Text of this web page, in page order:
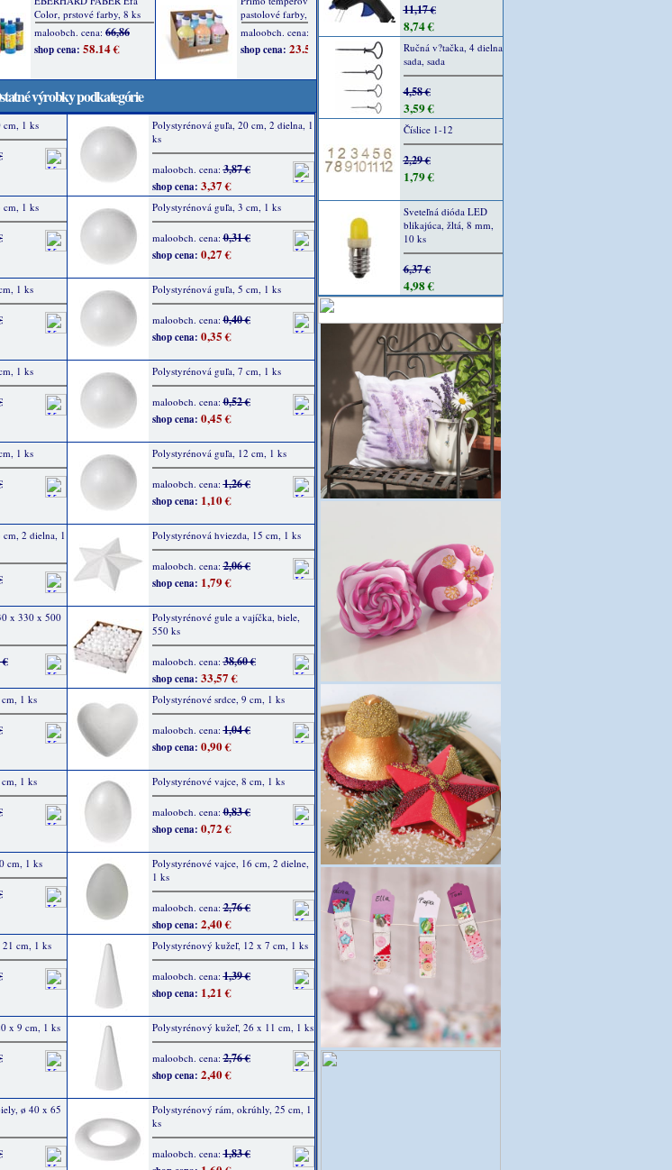
výrobky podkategórie
cm, 1 ks
Polystyrénová guľa, 20 cm, 2 dielna, 1
ks
maloobch. cena:3,87 €
shop cena: 3,37 €
cm, 1 ks Polystyrénová guľa, 3 cm, 1 ks
maloobch. cena:0,31 €
shop cena: 0,27 €
1 ks Polystyrénová guľa, 5 cm, 1 ks
maloobch. cena:0,40 €
shop cena: 0,35 €
1 ks Polystyrénová guľa, 7 cm, 1 ks
maloobch. cena:0,52 €
shop cena: 0,45 €
1 ks Polystyrénová guľa, 12 cm, 1 ks
maloobch. cena:1,26 €
shop cena: 1,10 €
2 dielna, 1
Polystyrénová hviezda, 15 cm, 1 ks
maloobch. cena:2,06 €
shop cena: 1,79 €
x 330 x 500
Polystyrénové gule a vajíčka, biele,
550 ks
maloobch. cena:38,60 €
shop cena: 33,57 €
1 ks Polystyrénové srdce, 9 cm, 1 ks
maloobch. cena:1,04 €
shop cena: 0,90 €
1 ks Polystyrénové vajce, 8 cm, 1 ks
maloobch. cena:0,83 €
shop cena: 0,72 €
cm, 1 ks
Polystyrénové vajce, 16 cm, 2 dielne,
1 ks
maloobch. cena:2,76 €
shop cena: 2,40 €
cm, 1 ks Polystyrénový kužeľ, 12 x 7 cm, 1 ks
maloobch. cena:1,39 €
shop cena: 1,21 €
x 9 cm, 1 ks Polystyrénový kužeľ, 26 x 11 cm, 1 ks
maloobch. cena:2,76 €
shop cena: 2,40 €
ø 40 x 65
Polystyrénový rám, okrúhly, 25 cm, 1
ks
maloobch. cena:1,83 €
11,17 €
8,74 €
Ručná v?tačka, 4 dielna
sada, sada
4,58 €
3,59 €
Číslice 1-12
2,29 €
1,79 €
Sveteľná dióda LED
blikajúca, žltá, 8 mm,
10 ks
6,37 €
4,98 €